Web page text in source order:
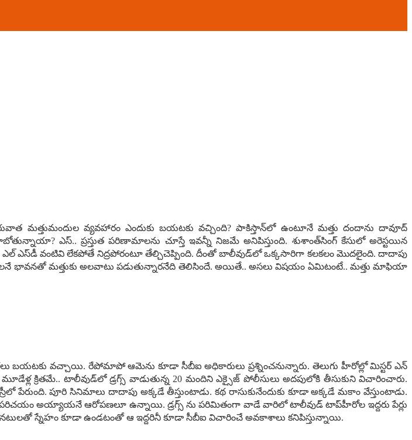
వ్య‌వ‌హారం ఎందుకు బ‌య‌ట‌కు వ‌చ్చింది? పాకిస్తాన్‌లో ఉంటూనే మ‌త్తు దందాను దావూద్
ఎస్.. ప్ర‌స్తుత ప‌రిణామాల‌ను చూస్తే ఇవ‌న్నీ నిజ‌మే అనిపిస్తుంది. శుశాంత్‌సింగ్ కేసులో అరెస్ట‌యిన
ఎల్ ఎస్‌డీ వంటివి లేక‌పోతే నిద్ర‌పోరంటూ తేల్చిచెప్పింది. దీంతో బాలీవుడ్‌లో ఒక్క‌సారిగా క‌ల‌క‌లం మొద‌లైంది. దాదాపు
భావ‌న‌తో మ‌త్తుకు అల‌వాటు ప‌డుతున్నార‌నేది తెలిసిందే. అయితే.. అస‌లు విష‌యం ఏమిటంటే.. మ‌త్తు మాఫియా
బ‌య‌ట‌కు వ‌చ్చాయి. రేపోమాపో ఆమెను కూడా సీబీఐ అధికారులు ప్ర‌శ్నించ‌నున్నారు. తెలుగు హీరోల్లో మిస్ట‌ర్ ఎన్
క్రిత‌మే.. టాలీవుడ్‌లో డ్ర‌గ్స్ వాడుతున్న 20 మందిని ఎక్సైజ్ పోలీసులు అద‌పులోకి తీసుకుని విచారించారు.
పూరి సినిమాలు దాదాపు అక్క‌డే తీస్తుంటాడు. క‌థ రాసుకునేందుకు కూడా అక్క‌డే మ‌కాం వేస్తుంటాడు.
ప‌రిచ‌యం అయ్యాయనే ఆరోప‌ణ‌లూ ఉన్నాయి. డ్ర‌గ్స్ ను ప‌రిమితంగా వాడే వారిలో టాలీవుడ్ టాప్‌హీరోల ఇద్ద‌రు పేర్లు
స్నేహం కూడా ఉండ‌టంతో ఆ ఇద్ద‌రినీ కూడా సీబీఐ విచారించే అవ‌కాశాలు క‌నిపిస్తున్నాయి.